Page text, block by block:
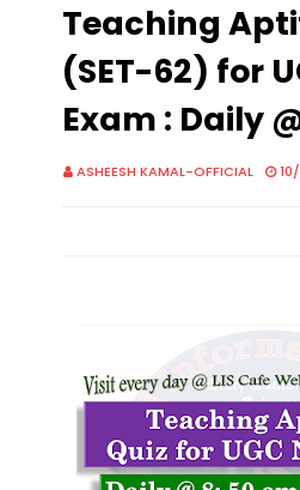
Teaching
(SET-62) for
Exam : Daily
ASHEESH KAMAL-OFFICIAL